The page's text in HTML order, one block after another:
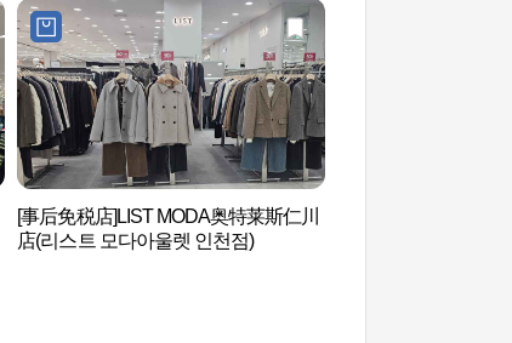
[事后免税店]LIST MODA奥特莱斯仁川
店(리스트 모다아울렛 인천점)